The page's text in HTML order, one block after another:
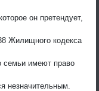
он претендует,
Жилищного кодекса
семьи имеют право
незначительным.